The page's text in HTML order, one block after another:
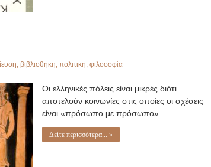
βιβλιοθήκη πολιτική φιλοσοφία
Οι ελληνικές πόλεις είναι μικρές διότι
αποτελούν κοινωνίες στις οποίες οι σχέσεις
είναι «πρόσωπο με πρόσωπο».
Δείτε περισσότερα... »